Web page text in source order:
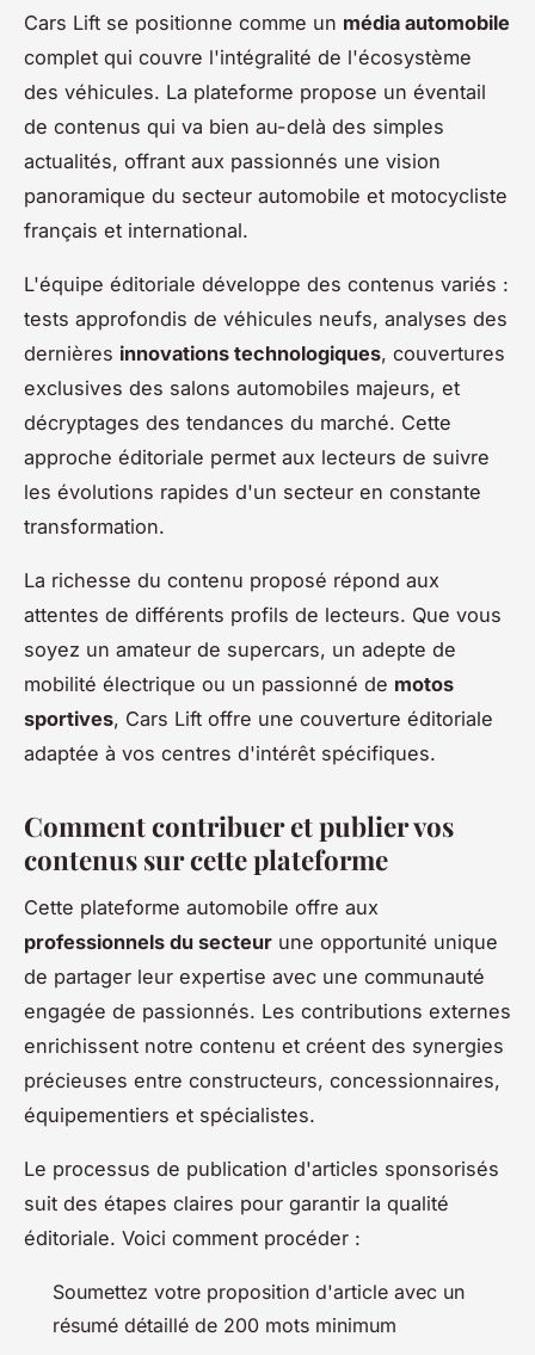
Cars Lift se positionne comme un média automobile
complet qui couvre l'intégralité de l'écosystème
des véhicules. La plateforme propose un éventail
de contenus qui va bien au-delà des simples
actualités, offrant aux passionnés une vision
panoramique du secteur automobile et motocycliste
français et international.
L'équipe éditoriale développe des contenus variés :
tests approfondis de véhicules neufs, analyses des
dernières innovations technologiques, couvertures
exclusives des salons automobiles majeurs, et
décryptages des tendances du marché. Cette
approche éditoriale permet aux lecteurs de suivre
les évolutions rapides d'un secteur en constante
transformation.
La richesse du contenu proposé répond aux
attentes de différents profils de lecteurs. Que vous
soyez un amateur de supercars, un adepte de
mobilité électrique ou un passionné de motos
sportives, Cars Lift offre une couverture éditoriale
adaptée à vos centres d'intérêt spécifiques.
Comment contribuer et publier vos
contenus sur cette plateforme
Cette plateforme automobile offre aux
professionnels du secteur une opportunité unique
de partager leur expertise avec une communauté
engagée de passionnés. Les contributions externes
enrichissent notre contenu et créent des synergies
précieuses entre constructeurs, concessionnaires,
équipementiers et spécialistes.
Le processus de publication d'articles sponsorisés
suit des étapes claires pour garantir la qualité
éditoriale. Voici comment procéder :
Soumettez votre proposition d'article avec un
résumé détaillé de 200 mots minimum